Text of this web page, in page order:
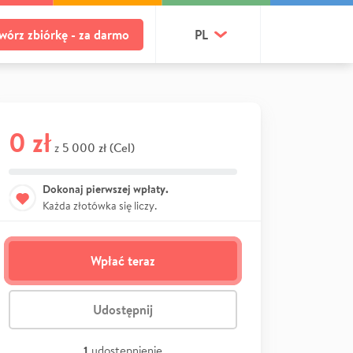
zbiórkę - za darmo PL
0 zł z 5 000 zł (Cel)
Dokonaj pierwszej wpłaty.
Każda złotówka się liczy.
Wpłać teraz
Udostępnij